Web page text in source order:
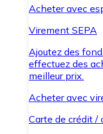
Acheter avec
Virement SEPA
Ajoutez des
effectuez des
meilleur prix.
Acheter avec
Carte de crédit /